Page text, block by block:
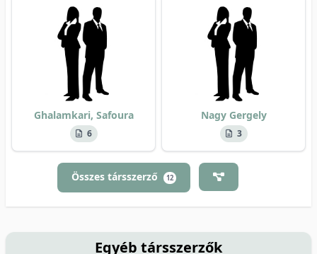
Ghalamkari, Safoura
6
Nagy Gergely
3
Összes társszerző 12
Egyéb társszerzők